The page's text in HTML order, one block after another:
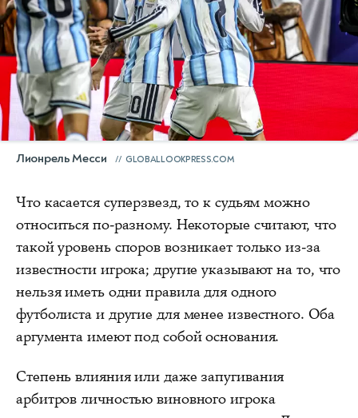
Лионрель Месси GLOBALLOOKPRESS.COM
Что касается суперзвезд, то к судьям можно
относиться по-разному. Некоторые считают, что
такой уровень споров возникает только из-за
известности игрока; другие указывают на то, что
нельзя иметь одни правила для одного
футболиста и другие для менее известного. Оба
аргумента имеют под собой основания.
Степень влияния или даже запугивания
арбитров личностью виновного игрока